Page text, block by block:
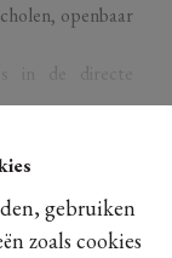
gebruiken
zoals cookies
openbaar
in de directe
met toch alles